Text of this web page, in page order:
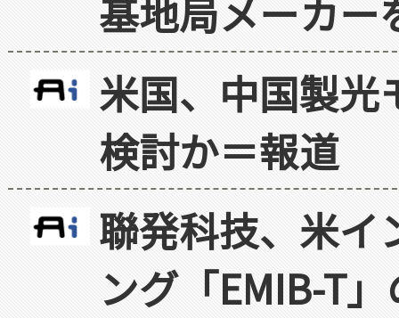
基地局メーカー
米国、中国製光
検討か＝報道
聯発科技、米イ
ング「EMIB-T